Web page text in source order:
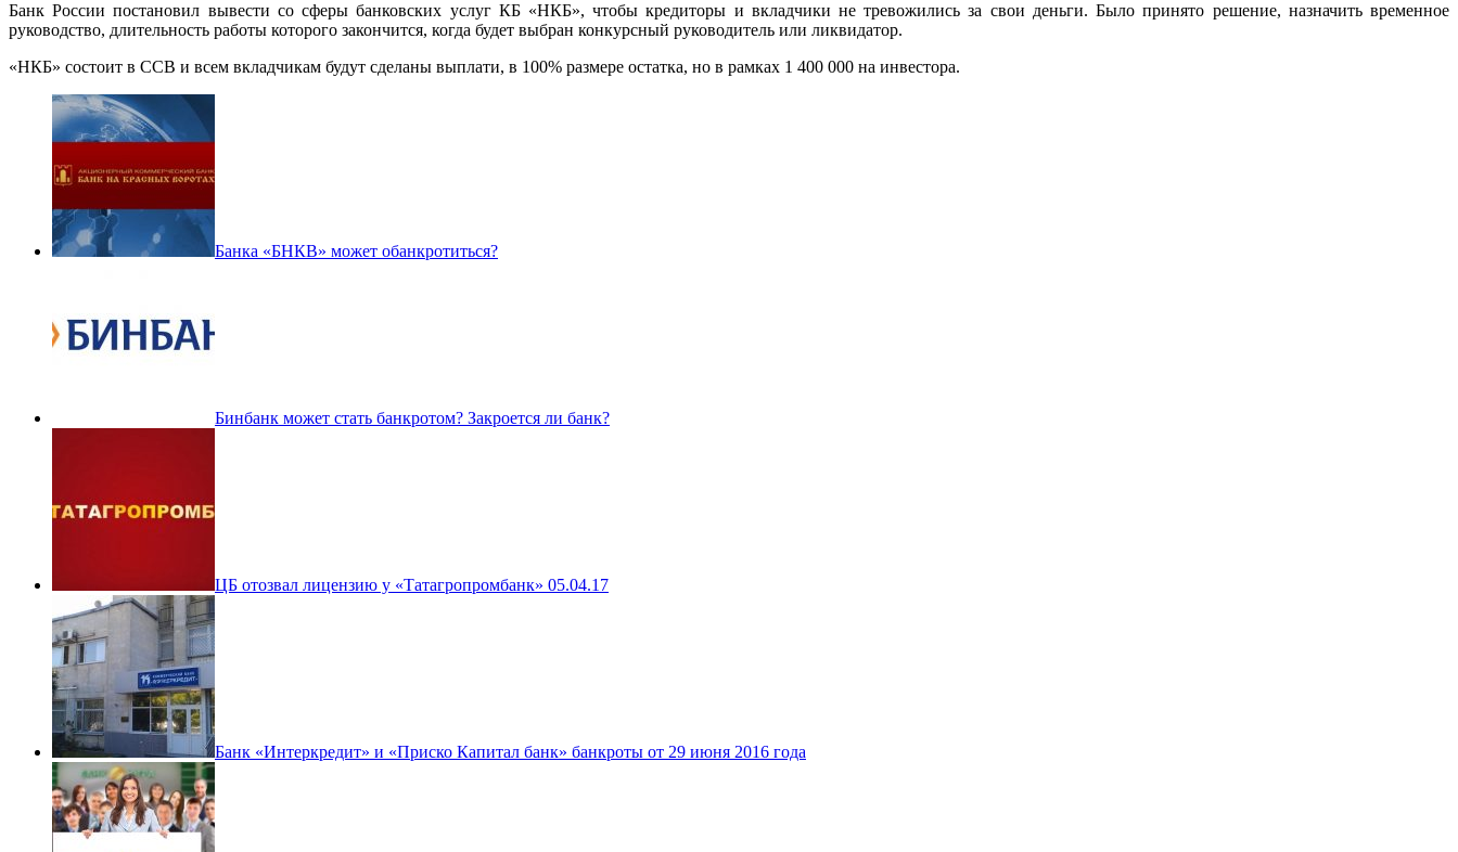
Банк России постановил вывести со сферы банковских услуг КБ «НКБ», чтобы кредиторы и вкладчики не тревожились за свои деньги. Было принято решение, назначить временное
руководство, длительность работы которого закончится, когда будет выбран конкурсный руководитель или ликвидатор.
«НКБ» состоит в ССВ и всем вкладчикам будут сделаны выплати, в 100% размере остатка, но в рамках 1 400 000 на инвестора.
Банка «БНКВ» может обанкротиться?
Бинбанк может стать банкротом? Закроется ли банк?
ЦБ отозвал лицензию у «Татагропромбанк» 05.04.17
Банк «Интеркредит» и «Приско Капитал банк» банкроты от 29 июня 2016 года